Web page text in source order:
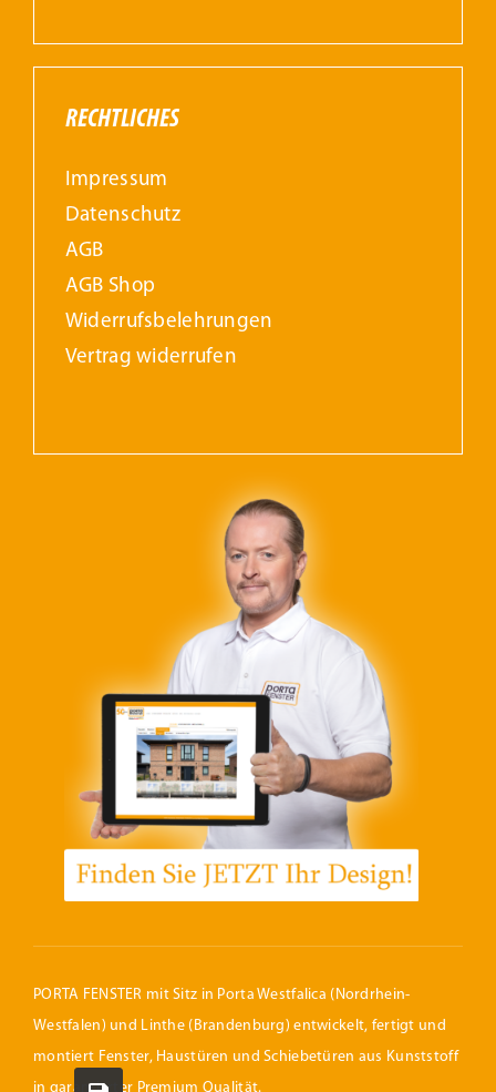
RECHTLICHES
Impressum
Datenschutz
AGB
AGB Shop
Widerrufs­belehrungen
Vertrag widerrufen
PORTA FENSTER mit Sitz in Porta Westfalica (Nordrhein-
Westfalen) und Linthe (Brandenburg) entwickelt, fertigt und
montiert Fenster, Haustüren und Schiebetüren aus Kunststoff
in garantierter Premium Qualität.